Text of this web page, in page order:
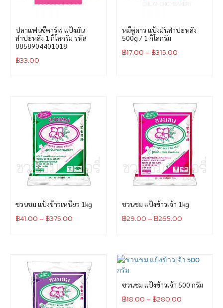
ปลาแฟนซีคาร์ฟ แป้งมัน
สำปะหลัง 1 กิโลกรัม รหัส
8858904401018
฿33.00
หมีคู่ดาว แป้งมันสำปะหลัง
500g / 1 กิโลกรัม
฿17.00– ฿315.00
ชวนชม แป้งข้าวเหนียว 1kg
฿41.00– ฿375.00
ชวนชม แป้งข้าวเจ้า 1kg
฿29.00– ฿265.00
ชวนชม แป้งข้าวเจ้า 500 กรัม
฿18.00– ฿280.00